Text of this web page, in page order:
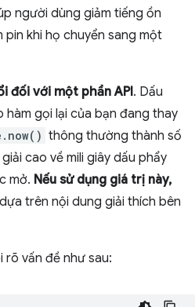
người dùng giảm tiếng ồn
pin khi họ chuyển sang một
đối với một phần API. Dấu
gọi lại của bạn đang thay
thông thường thành số
cao về mili giây dấu phẩy
mở. Nếu sử dụng giá trị này,
dựa trên nội dung giải thích bên
vấn đề như sau: